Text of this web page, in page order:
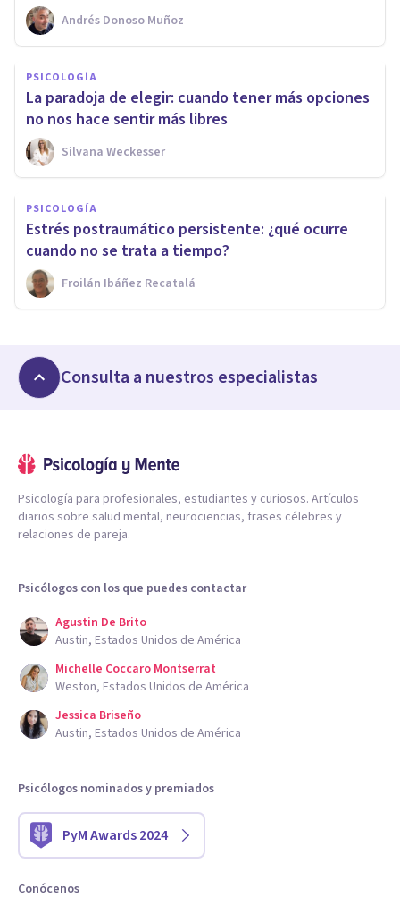
Andrés Donoso Muñoz
PSICOLOGÍA
La paradoja de elegir: cuando tener más opciones
no nos hace sentir más libres
Silvana Weckesser
PSICOLOGÍA
Estrés postraumático persistente: ¿qué ocurre
cuando no se trata a tiempo?
Froilán Ibáñez Recatalá
Consulta a nuestros especialistas
Psicología para profesionales, estudiantes y curiosos. Artículos
diarios sobre salud mental, neurociencias, frases célebres y
relaciones de pareja.
Psicólogos con los que puedes contactar
Agustin De Brito
Austin, Estados Unidos de América
Michelle Coccaro Montserrat
Weston, Estados Unidos de América
Jessica Briseño
Austin, Estados Unidos de América
Psicólogos nominados y premiados
PyM Awards 2024
Conócenos